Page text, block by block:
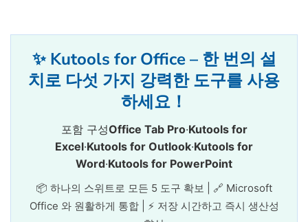
✨ Kutools for Office – 한 번의 설
치로 다섯 가지 강력한 도구를 사용
하세요！
포함 구성Office Tab Pro·Kutools for
Excel·Kutools for Outlook·Kutools for
Word·Kutools for PowerPoint
📦 하나의 스위트로 모든 5 도구 확보 | 🔗 Microsoft
Office 와 원활하게 통합 | ⚡ 저장 시간하고 즉시 생산성